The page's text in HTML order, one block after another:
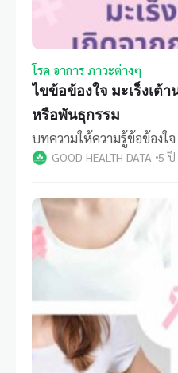
โรค อาการ ภาวะต่างๆ
ไขข้อข้องใจ มะเร็งเต้
หรือพันธุกรรม
บทความให้ความรู้ข้อข้องใจ
GOOD HEALTH DATA 5 ปี